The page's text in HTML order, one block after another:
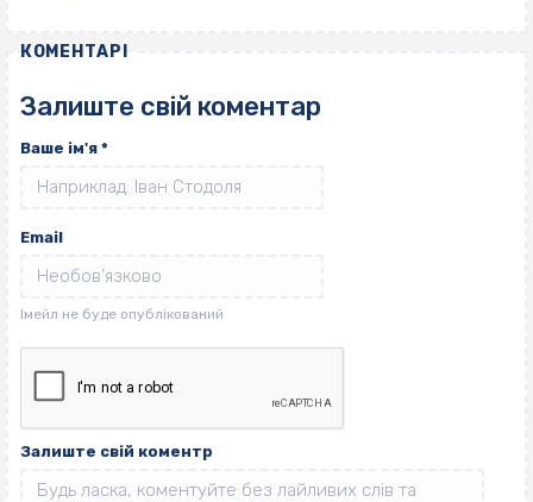
КОМЕНТАРІ
Залиште свій коментар
Ваше ім'я *
Email
Залиште свій коментр